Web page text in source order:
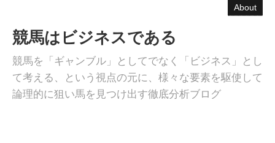
About
競馬はビジネスである
競馬を「ギャンブル」としてでなく「ビジネス」とし
て考える、という視点の元に、様々な要素を駆使して
論理的に狙い馬を見つけ出す徹底分析ブログ